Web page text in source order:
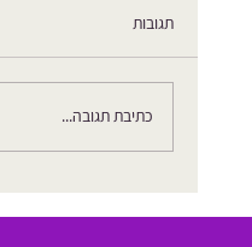
איך להתכונן ללידה דרך השיאצו
תגובות
כתיבת תגובה...